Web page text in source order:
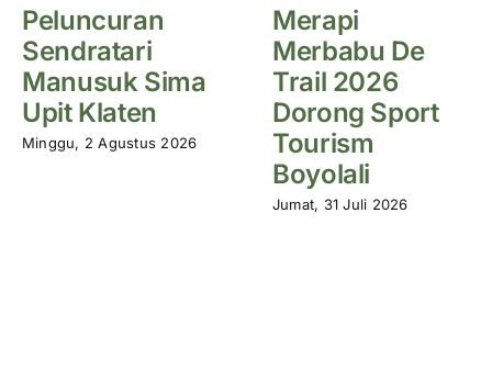
Peluncuran
Sendratari
Manusuk Sima
Upit Klaten
Minggu, 2 Agustus 2026
Merapi
Merbabu De
Trail 2026
Dorong Sport
Tourism
Boyolali
Jumat, 31 Juli 2026